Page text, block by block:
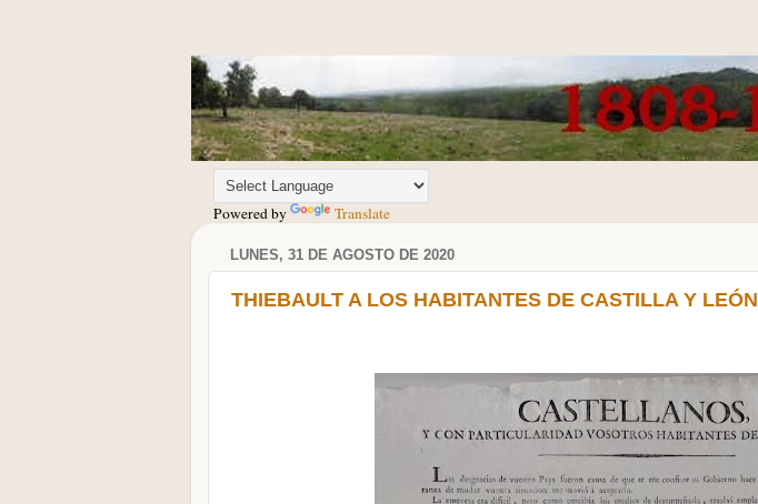
Powered by Translate
LUNES, 31 DE AGOSTO DE 2020
THIEBAULT A LOS HABITANTES DE CASTILLA Y LEÓN